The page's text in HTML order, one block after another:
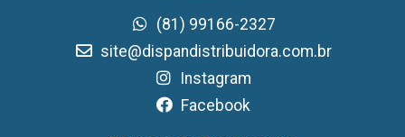
(81) 99166-2327
site@dispandistribuidora.com.br
Instagram
Facebook